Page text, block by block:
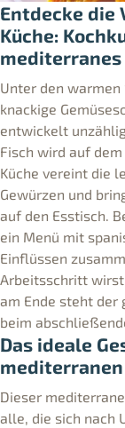
Entdecke
Küche:
mediterranes
Unter den
knackige
entwickelt
Fisch wird auf
Küche vereint die
Gewürzen und
auf den Esstisch.
ein Menü mit
Einflüssen
Arbeitsschritt wirst
am Ende steht der
beim
Das ideale
Dieser
alle, die sich nach